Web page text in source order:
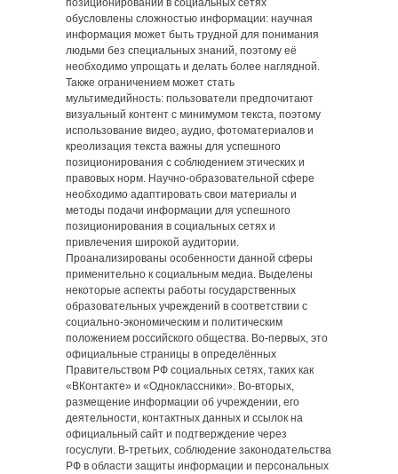
позиционировании в социальных сетях
обусловлены сложностью информации: научная
информация может быть трудной для понимания
людьми без специальных знаний, поэтому её
необходимо упрощать и делать более наглядной.
Также ограничением может стать
мультимедийность: пользователи предпочитают
визуальный контент с минимумом текста, поэтому
использование видео, аудио, фотоматериалов и
креолизация текста важны для успешного
позиционирования с соблюдением этических и
правовых норм. Научно-образовательной сфере
необходимо адаптировать свои материалы и
методы подачи информации для успешного
позиционирования в социальных сетях и
привлечения широкой аудитории.
Проанализированы особенности данной сферы
применительно к социальным медиа. Выделены
некоторые аспекты работы государственных
образовательных учреждений в соответствии с
социально-экономическим и политическим
положением российского общества. Во-первых, это
официальные страницы в определённых
Правительством РФ социальных сетях, таких как
«ВКонтакте» и «Одноклассники». Во-вторых,
размещение информации об учреждении, его
деятельности, контактных данных и ссылок на
официальный сайт и подтверждение через
госуслуги. В-третьих, соблюдение законодательства
РФ в области защиты информации и персональных